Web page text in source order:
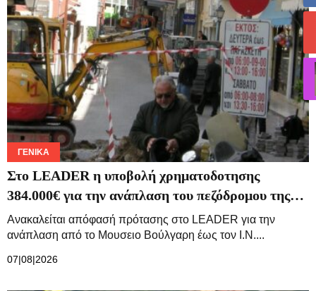
ΓΕΝΙΚΆ
Στο LEADER η υποβολή χρηματοδοτησης
384.000€ για την ανάπλαση του πεζόδρομου της…
Ανακαλείται απόφασή πρότασης στο LEADER για την
ανάπλαση από το Μουσειο Βούλγαρη έως τον Ι.Ν....
07|08|2026